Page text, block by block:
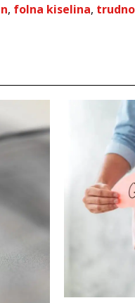
, folna kiselina,